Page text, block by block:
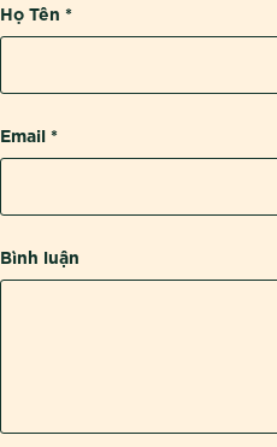
Bình luận
Họ Tên *
Email *